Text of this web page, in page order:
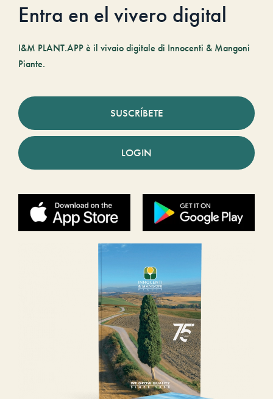
Entra en el vivero digital
I&M PLANT.APP è il vivaio digitale di Innocenti & Mangoni
Piante.
SUSCRÍBETE
LOGIN